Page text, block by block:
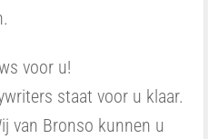
voor u!
staat voor u klaar.
van Bronso kunnen u